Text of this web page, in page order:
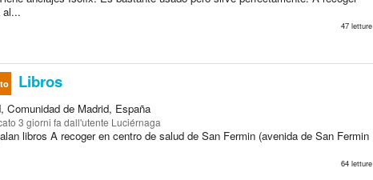
al...
47 letture
Libros
Comunidad de Madrid, España
3 giorni fa dall'utente Luciérnaga
libros A recoger en centro de salud de San Fermin (avenida de San Fermin
64 letture